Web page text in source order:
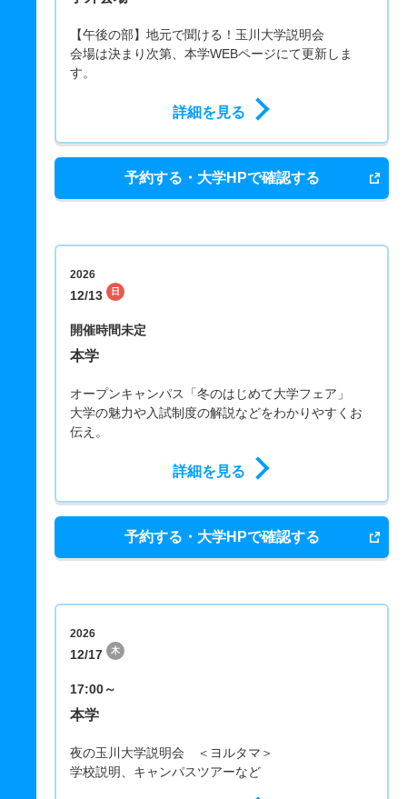
【午後の部】地元で聞ける！玉川大学説明会
会場は決まり次第、本学WEBページにて更新しま
す。
詳細を見る
予約する・大学HPで確認する
2026
12/13 日
開催時間未定
本学
オープンキャンパス「冬のはじめて大学フェア」
大学の魅力や入試制度の解説などをわかりやすくお
伝え。
詳細を見る
予約する・大学HPで確認する
2026
12/17 木
17:00～
本学
夜の玉川大学説明会 ＜ヨルタマ＞
学校説明、キャンパスツアーなど